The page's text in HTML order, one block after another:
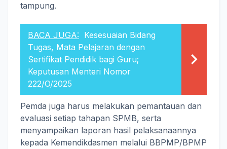
tampung.
BACA JUGA: Kesesuaian Bidang
Tugas, Mata Pelajaran dengan
Sertifikat Pendidik bagi Guru;
Keputusan Menteri Nomor
222/O/2025
Pemda juga harus melakukan pemantauan dan
evaluasi setiap tahapan SPMB, serta
menyampaikan laporan hasil pelaksanaannya
kepada Kemendikdasmen melalui BBPMP/BPMP